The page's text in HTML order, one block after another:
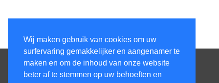
Wij maken gebruik van cookies om uw
surfervaring gemakkelijker en aangenamer te
maken en om de inhoud van onze website
beter af te stemmen op uw behoeften en
Contacteer ons